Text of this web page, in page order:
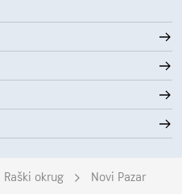
Raški okrug Novi Pazar